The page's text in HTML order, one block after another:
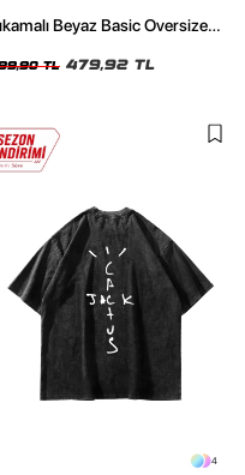
Beyaz Basic Oversize
TL 479,92 TL
4